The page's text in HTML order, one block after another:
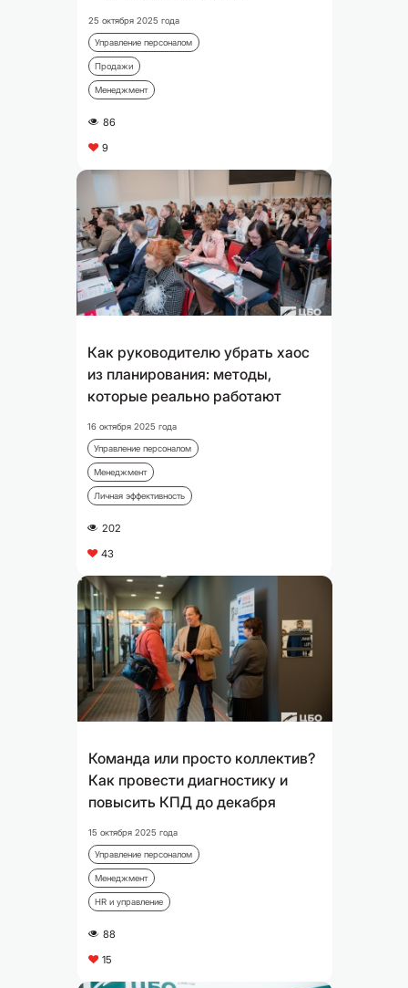
25 октября 2025 года
Управление персоналом
Продажи
Менеджмент
A 86
C 9
Как руководителю убрать хаос
из планирования: методы,
которые реально работают
16 октября 2025 года
Управление персоналом
Менеджмент
Личная эффективность
A 202
C 43
Команда или просто коллектив?
Как провести диагностику и
повысить КПД до декабря
15 октября 2025 года
Управление персоналом
Менеджмент
HR и управление
A 88
C 15